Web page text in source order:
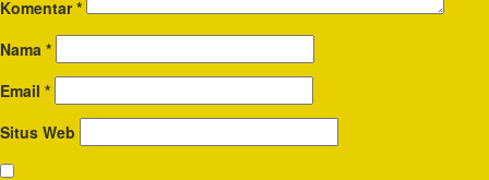
Komentar*
Nama *
Email *
Situs Web